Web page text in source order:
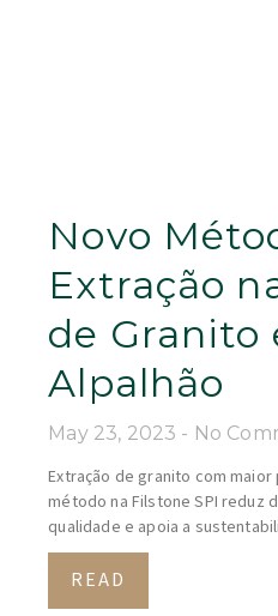
Novo
Extração
de Granito
Alpalhão
May 23, 2023 No
Extração de granito com
método na Filstone SPI reduz
qualidade e apoia a
READ